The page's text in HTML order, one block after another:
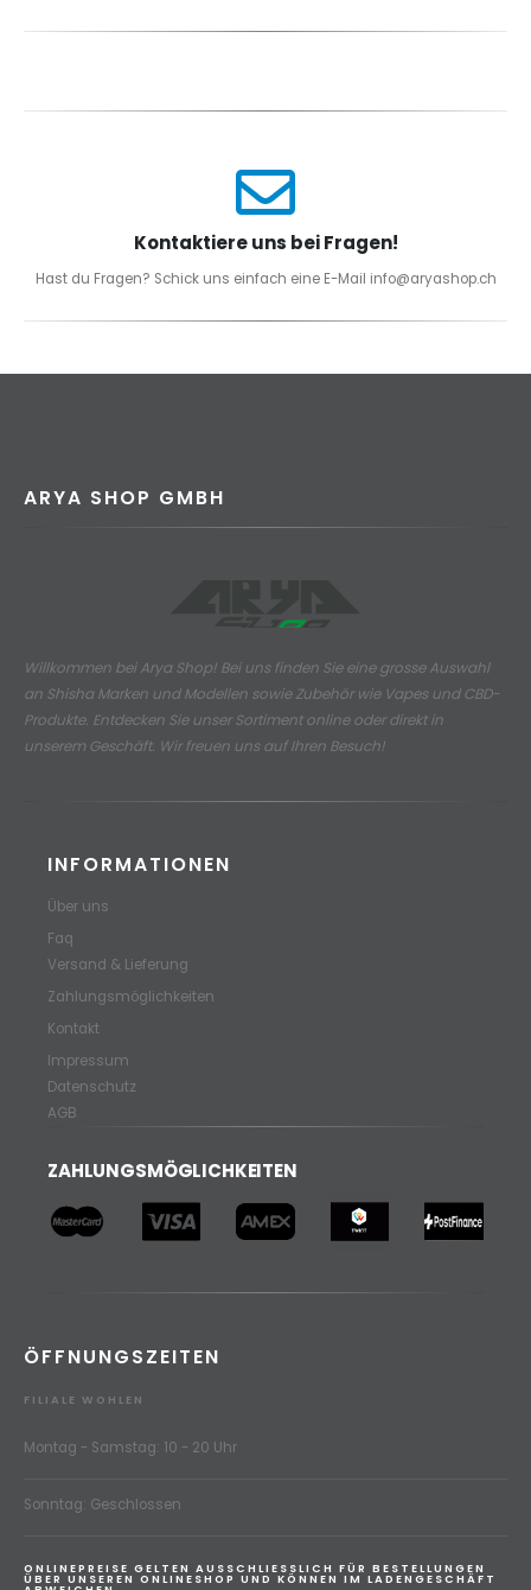
Kontaktiere uns bei Fragen!
Hast du Fragen? Schick uns einfach eine E-Mail info@aryashop.ch
ARYA SHOP GMBH
Willkommen bei Arya Shop! Bei uns finden Sie eine grosse Auswahl
an Shisha Marken und Modellen sowie Zubehör wie Vapes und CBD-
Produkte. Entdecken Sie unser Sortiment online oder direkt in
unserem Geschäft. Wir freuen uns auf Ihren Besuch!
INFORMATIONEN
Über uns
Faq
Versand & Lieferung
Zahlungsmöglichkeiten
Kontakt
Impressum
Datenschutz
AGB
ZAHLUNGSMÖGLICHKEITEN
ÖFFNUNGSZEITEN
FILIALE WOHLEN
Montag - Samstag: 10 - 20 Uhr
Sonntag: Geschlossen
ONLINEPREISE GELTEN AUSSCHLIESSLICH FÜR BESTELLUNGEN
ÜBER UNSEREN ONLINESHOP UND KÖNNEN IM LADENGESCHÄFT